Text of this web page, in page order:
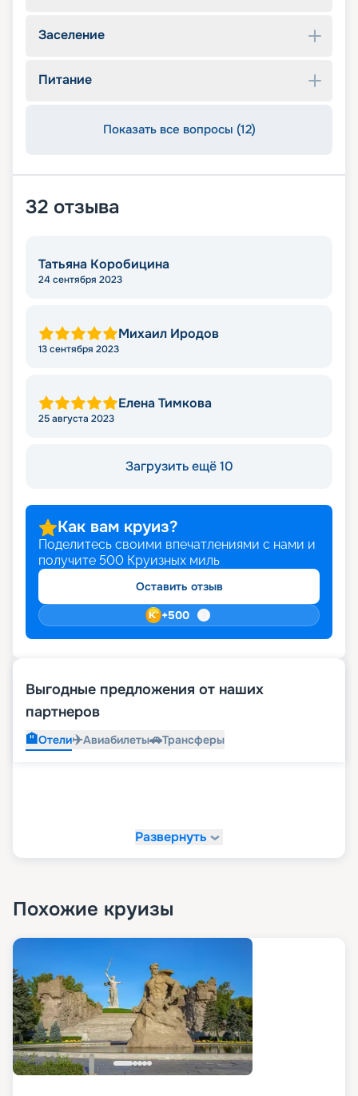
Заселение
Питание
Показать все вопросы (12)
32 отзыва
Татьяна Коробицина
24 сентября 2023
Михаил Иродов
13 сентября 2023
Елена Тимкова
25 августа 2023
Загрузить ещё 10
Как вам круиз?
Поделитесь своими впечатлениями с нами и
получите 500 Круизных миль
Оставить отзыв
+500
Выгодные предложения от наших
партнеров
🏨Отели✈️Авиабилеты🚗Трансферы
Развернуть
Похожие круизы